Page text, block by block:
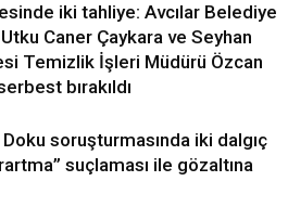
iki tahliye: Avcılar Belediye
Utku Caner Çaykara ve Seyhan
Temizlik İşleri Müdürü Özcan
bırakıldı
soruşturmasında iki dalgıç
suçlaması ile gözaltına